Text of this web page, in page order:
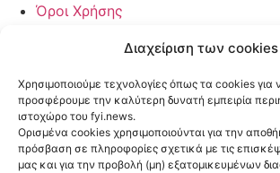
Διαχείριση των cookies
Χρησιμοποιούμε τεχνολογίες όπως τα cookies για
προσφέρουμε την καλύτερη δυνατή εμπειρία
ιστοχώρο του fyi.news.
Ορισμένα cookies χρησιμοποιούνται για την
πρόσβαση σε πληροφορίες σχετικά με τις
μας και για την προβολή (μη) εξατομικευμένων
Όροι Χρήσης
Γιατί υπάρχουμε
Σχετικά με εμάς
Η ομάδα
Επικοινωνία
Got a tip?
Όροι Χρήσης